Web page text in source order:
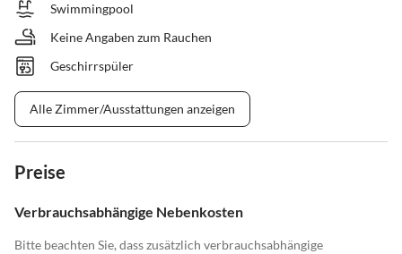
Swimmingpool
Keine Angaben zum Rauchen
Geschirrspüler
Alle Zimmer/Ausstattungen anzeigen
Preise
Verbrauchsabhängige Nebenkosten
Bitte beachten Sie, dass zusätzlich verbrauchsabhängige